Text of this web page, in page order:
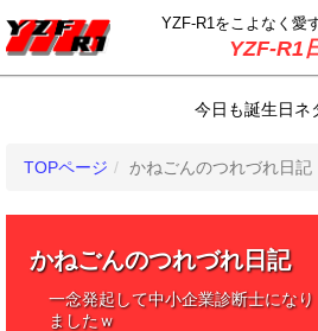
YZF-R1をこよなく 愛
YZF-R1
今日も誕生日ネ
TOPページ かねごんのつれづれ日記
かねごんのつれづれ日記
一念発起して中小企業診断士になり
ましたｗ